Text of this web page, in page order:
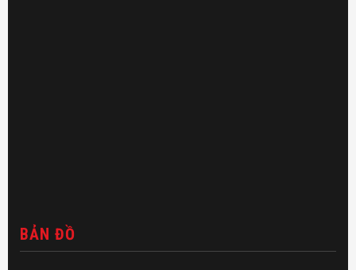
BẢN ĐỒ